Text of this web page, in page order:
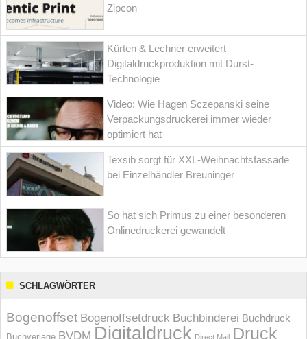
Zipcon
Kürten & Lechner erweitert
Digitaldruckproduktion mit Durst-
Technologie
Video: Wie Hagen Sczepanski seine
Verpackungsdruckerei immer wieder
optimiert hat
Texsib sorgt für XXL-Weihnachtsfassade
bei Einzelhändler Breuninger
So hat sich Primus zu einer besonderen
Onlinedruckerei gewandelt
SCHLAGWÖRTER
Bogenoffset Bogenoffsetdruck Buchbinderei Buchdruck
Buchverlage BVDM Digitaldruck Direct Mail Druck